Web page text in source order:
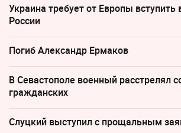
Украина требует от Европы вступить
России
Погиб Александр Ермаков
В Севастополе военный расстрелял
гражданских
Слуцкий выступил с прощальным